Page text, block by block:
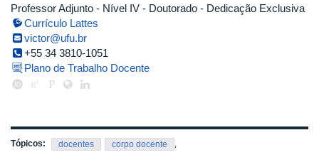
Professor Adjunto - Nível IV - Doutorado - Dedicação Exclusiva
Currículo Lattes
victor@ufu.br
+55 34 3810-1051
Plano de Trabalho Docente
Tópicos: docentes corpo docente